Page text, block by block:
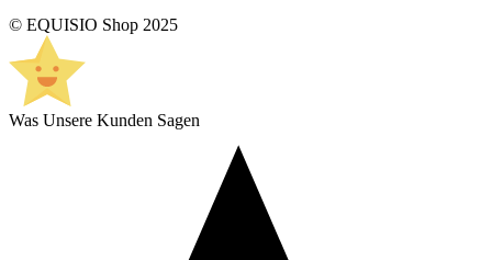
© EQUISIO Shop 2025
Was Unsere Kunden Sagen